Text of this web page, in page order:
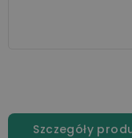
Szczegóły